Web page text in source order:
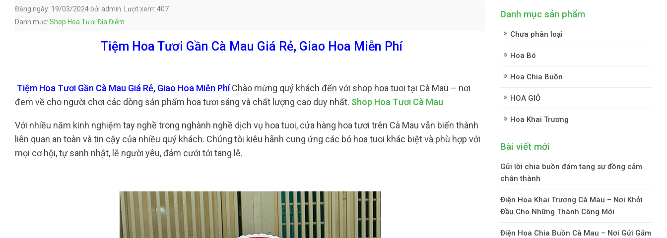
Đăng ngày: 19/03/2024 bởi admin. Lượt xem: 407
Danh mục: Shop Hoa Tươi Địa Điểm
Tiệm Hoa Tươi Gần Cà Mau Giá Rẻ, Giao Hoa Miễn Phí
Tiệm Hoa Tươi Gần Cà Mau Giá Rẻ, Giao Hoa Miễn PhíChào mừng quý khách đến với shop hoa tuoi tại Cà Mau – nơi
đem về cho người chơi các dòng sản phẩm hoa tươi sáng và chất lượng cao duy nhất. Shop Hoa Tươi Cà Mau
Với nhiều năm kinh nghiệm tay nghề trong nghành nghề dịch vụ hoa tuoi, cửa hàng hoa tươi trên Cà Mau vẫn biến thành
liên quan an toàn và tin cậy của nhiều quý khách. Chúng tôi kiêu hãnh cung ứng các bó hoa tuoi khác biệt và phù hợp với
mọi cơ hội, tự sanh nhật, lễ người yêu, đám cưới tới tang lễ.
Danh mục sản phẩm
Chưa phân loại
Hoa Bó
Hoa Chia Buồn
HOA GIỎ
Hoa Khai Trương
Bài viết mới
Gửi lời chia buồn đám tang sự đồng cảm
chân thành
Điện Hoa Khai Trương Cà Mau – Nơi Khởi
Đầu Cho Những Thành Công Mới
Điện Hoa Chia Buồn Cà Mau – Nơi Gửi Gắm